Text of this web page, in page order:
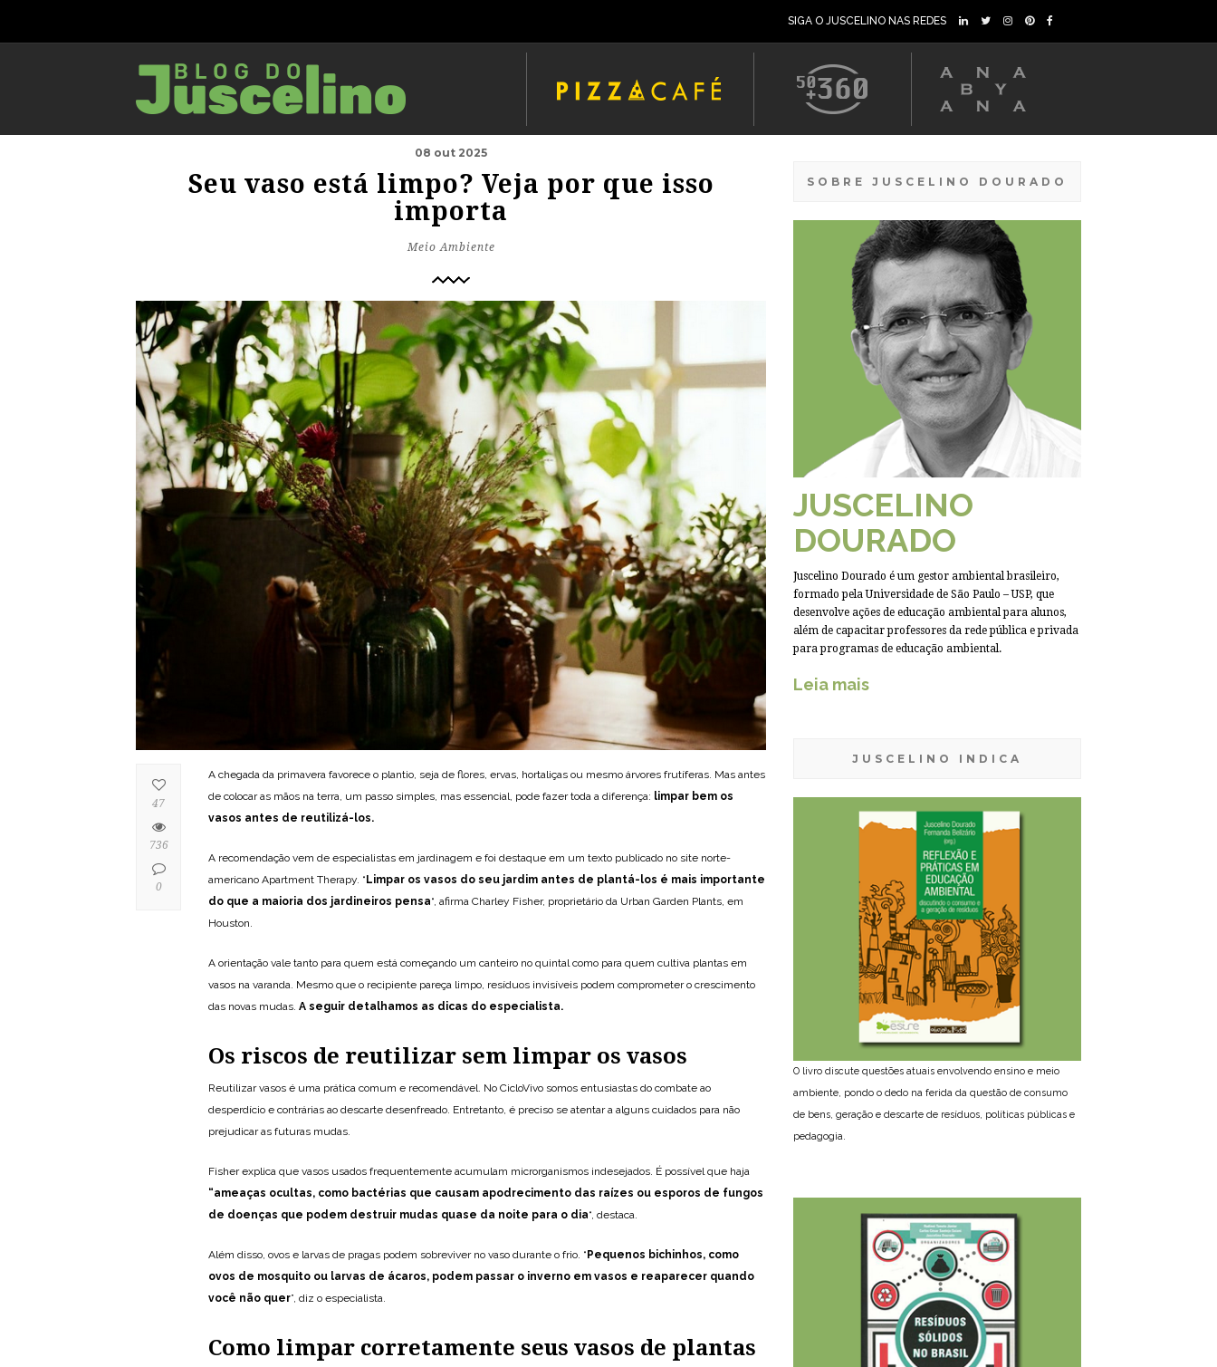
SIGA O JUSCELINO NAS REDES
08 out 2025
Seu vaso está limpo? Veja por que isso
importa
Meio Ambiente
A chegada da primavera favorece o plantio, seja de flores, ervas, hortaliças ou mesmo árvores frutíferas. Mas antes
de colocar as mãos na terra, um passo simples, mas essencial, pode fazer toda a diferença: limpar bem os
vasos antes de reutilizá-los.
A recomendação vem de especialistas em jardinagem e foi destaque em um texto publicado no site norte-
americano Apartment Therapy. “Limpar os vasos do seu jardim antes de plantá-los é mais importante
do que a maioria dos jardineiros pensa“, afirma Charley Fisher, proprietário da Urban Garden Plants, em
Houston.
A orientação vale tanto para quem está começando um canteiro no quintal como para quem cultiva plantas em
vasos na varanda. Mesmo que o recipiente pareça limpo, resíduos invisíveis podem comprometer o crescimento
das novas mudas. A seguir detalhamos as dicas do especialista.
Os riscos de reutilizar sem limpar os vasos
Reutilizar vasos é uma prática comum e recomendável. No CicloVivo somos entusiastas do combate ao
desperdício e contrárias ao descarte desenfreado. Entretanto, é preciso se atentar a alguns cuidados para não
prejudicar as futuras mudas.
Fisher explica que vasos usados frequentemente acumulam microrganismos indesejados. É possível que haja
“ameaças ocultas, como bactérias que causam apodrecimento das raízes ou esporos de fungos
de doenças que podem destruir mudas quase da noite para o dia“, destaca.
Além disso, ovos e larvas de pragas podem sobreviver no vaso durante o frio. “Pequenos bichinhos, como
ovos de mosquito ou larvas de ácaros, podem passar o inverno em vasos e reaparecer quando
você não quer”, diz o especialista.
Como limpar corretamente seus vasos de plantas
47
736
0
SOBRE JUSCELINO DOURADO
JUSCELINO
DOURADO
Juscelino Dourado é um gestor ambiental brasileiro,
formado pela Universidade de São Paulo – USP, que
desenvolve ações de educação ambiental para alunos,
além de capacitar professores da rede pública e privada
para programas de educação ambiental.
Leia mais
JUSCELINO INDICA
O livro discute questões atuais envolvendo ensino e meio
ambiente, pondo o dedo na ferida da questão de consumo
de bens, geração e descarte de resíduos, políticas públicas e
pedagogia.